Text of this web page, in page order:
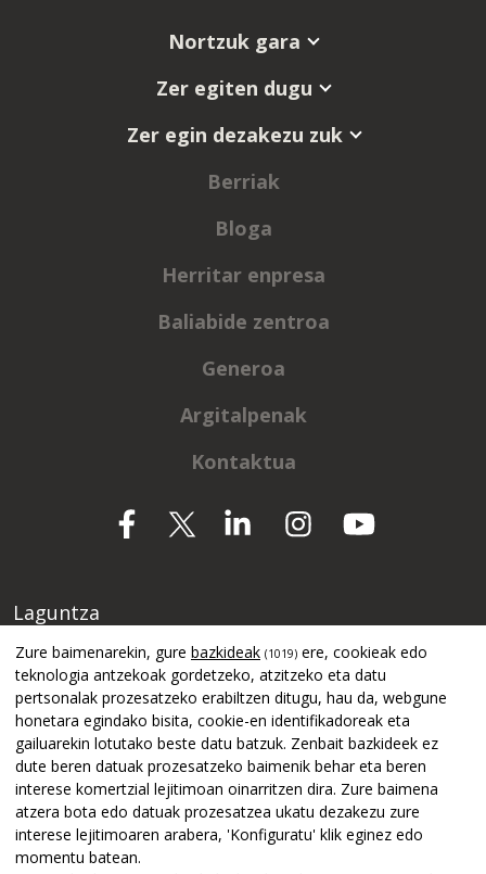
Nortzuk gara
Zer egiten dugu
Zer egin dezakezu zuk
Berriak
Bloga
Herritar enpresa
Baliabide zentroa
Generoa
Argitalpenak
Kontaktua
Laguntza
Zure baimenarekin, gure bazkideak (1019) ere, cookieak edo
teknologia antzekoak gordetzeko, atzitzeko eta datu
pertsonalak prozesatzeko erabiltzen ditugu, hau da, webgune
honetara egindako bisita, cookie-en identifikadoreak eta
gailuarekin lotutako beste datu batzuk. Zenbait bazkideek ez
dute beren datuak prozesatzeko baimenik behar eta beren
interese komertzial lejitimoan oinarritzen dira. Zure baimena
atzera bota edo datuak prozesatzea ukatu dezakezu zure
interese lejitimoaren arabera, 'Konfiguratu' klik eginez edo
momentu batean.